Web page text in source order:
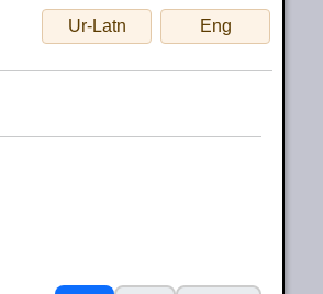
Eng
Ur-Latn